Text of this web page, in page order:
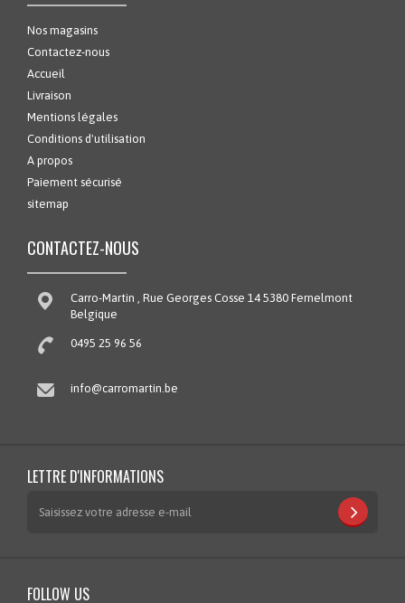
Nos magasins
Contactez-nous
Accueil
Livraison
Mentions légales
Conditions d'utilisation
A propos
Paiement sécurisé
sitemap
CONTACTEZ-NOUS
Carro-Martin , Rue Georges Cosse 14 5380 Fernelmont
Belgique
0495 25 96 56
info@carromartin.be
LETTRE D'INFORMATIONS
FOLLOW US